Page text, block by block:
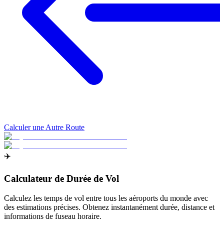
Calculer une Autre Route
✈️
Calculateur de Durée de Vol
Calculez les temps de vol entre tous les aéroports du monde avec
des estimations précises. Obtenez instantanément durée, distance et
informations de fuseau horaire.